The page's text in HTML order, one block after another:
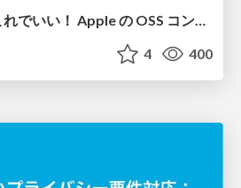
小さい・・・だがこれでいい！ Apple の OSS コントリビュート
4 400